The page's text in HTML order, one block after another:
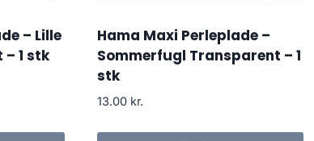
– Lille
1 stk
Hama Maxi Perleplade –
Sommerfugl Transparent – 1
stk
13.00 kr.